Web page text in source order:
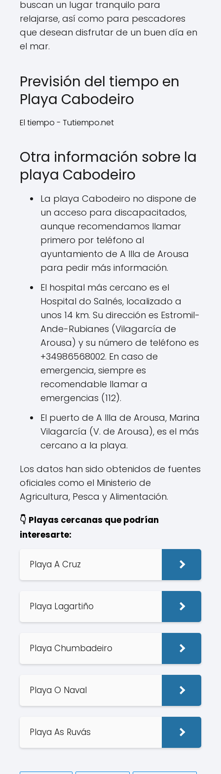
buscan un lugar tranquilo para
relajarse, así como para pescadores
que desean disfrutar de un buen día en
el mar.
Previsión del tiempo en
Playa Cabodeiro
El tiempo - Tutiempo.net
Otra información sobre la
playa Cabodeiro
La playa Cabodeiro no dispone de
un acceso para discapacitados,
aunque recomendamos llamar
primero por teléfono al
ayuntamiento de A Illa de Arousa
para pedir más información.
El hospital más cercano es el
Hospital do Salnés, localizado a
unos 14 km. Su dirección es Estromil-
Ande-Rubianes (Vilagarcía de
Arousa) y su número de teléfono es
+34986568002. En caso de
emergencia, siempre es
recomendable llamar a
emergencias (112).
El puerto de A Illa de Arousa, Marina
Vilagarcía (V. de Arousa), es el más
cercano a la playa.
Los datos han sido obtenidos de fuentes
oficiales como el Ministerio de
Agricultura, Pesca y Alimentación.
👇 Playas cercanas que podrían
interesarte:
Playa A Cruz
Playa Lagartiño
Playa Chumbadeiro
Playa O Naval
Playa As Ruvás